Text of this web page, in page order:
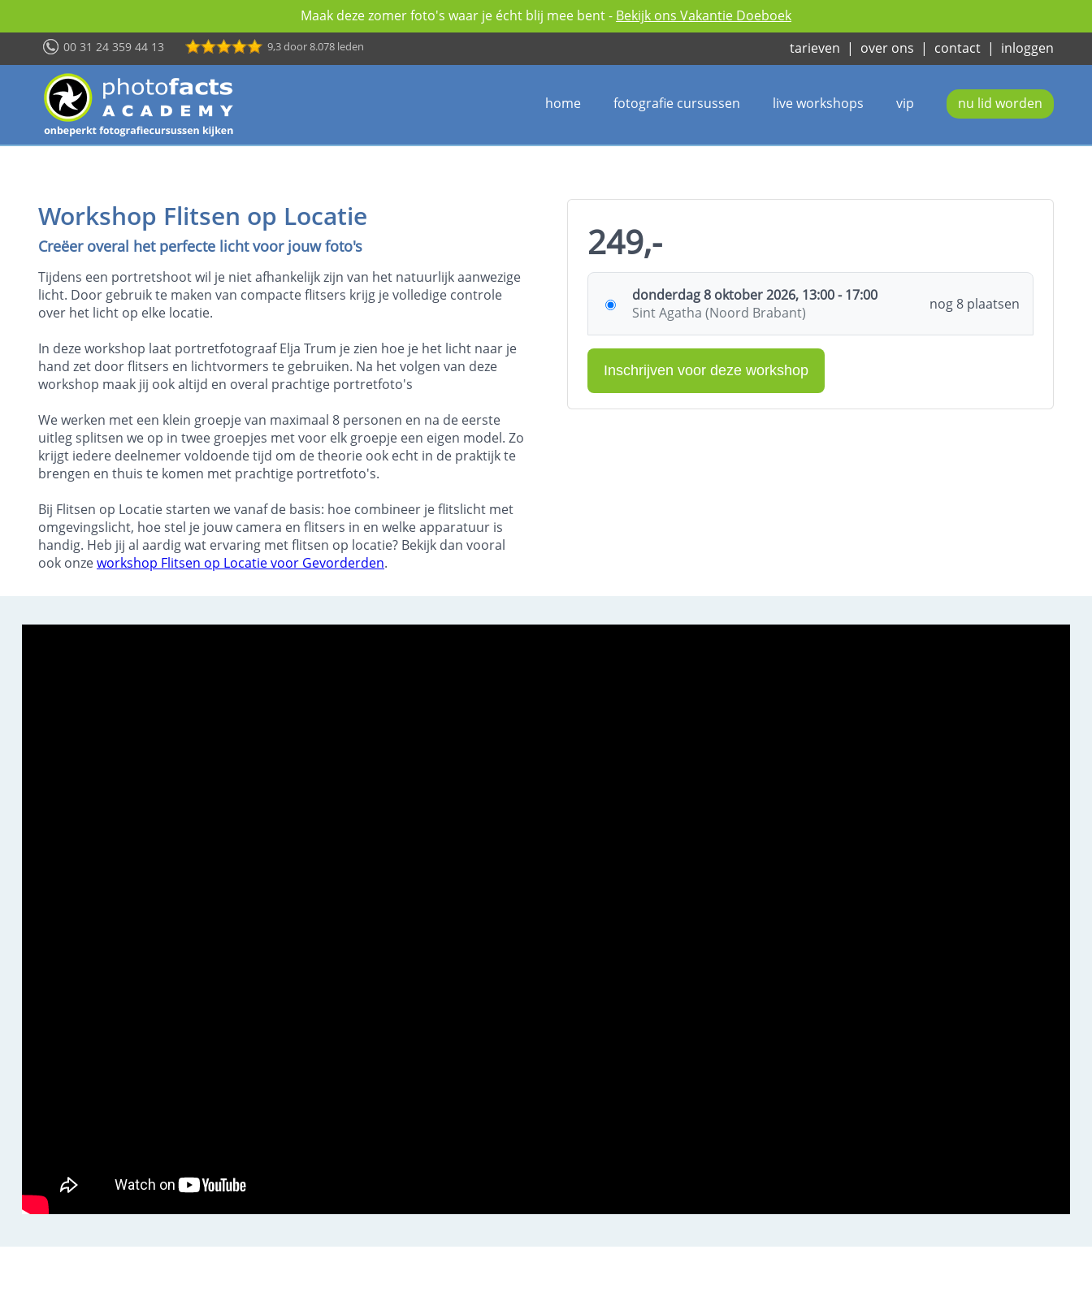
Maak deze zomer foto's waar je écht blij mee bent - Bekijk ons Vakantie Doeboek
00 31 24 359 44 13 9,3door 8.078 leden tarieven | over ons | contact | inloggen
nu lid worden
vip
live workshops
fotografie cursussen
home
Workshop Flitsen op Locatie
Creëer overal het perfecte licht voor jouw foto's
Tijdens een portretshoot wil je niet afhankelijk zijn van het natuurlijk aanwezige
licht. Door gebruik te maken van compacte flitsers krijg je volledige controle
over het licht op elke locatie.
In deze workshop laat portretfotograaf Elja Trum je zien hoe je het licht naar je
hand zet door flitsers en lichtvormers te gebruiken. Na het volgen van deze
workshop maak jij ook altijd en overal prachtige portretfoto's
We werken met een klein groepje van maximaal 8 personen en na de eerste
uitleg splitsen we op in twee groepjes met voor elk groepje een eigen model. Zo
krijgt iedere deelnemer voldoende tijd om de theorie ook echt in de praktijk te
brengen en thuis te komen met prachtige portretfoto's.
Bij Flitsen op Locatie starten we vanaf de basis: hoe combineer je flitslicht met
omgevingslicht, hoe stel je jouw camera en flitsers in en welke apparatuur is
handig. Heb jij al aardig wat ervaring met flitsen op locatie? Bekijk dan vooral
ook onzeworkshop Flitsen op Locatie voor Gevorderden.
249,-
donderdag 8 oktober 2026, 13:00 - 17:00
Sint Agatha (Noord Brabant)
nog 8 plaatsen